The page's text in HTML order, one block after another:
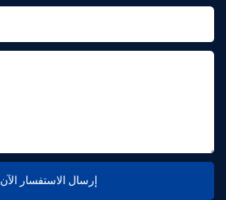
إرسال الاستفسار الآن